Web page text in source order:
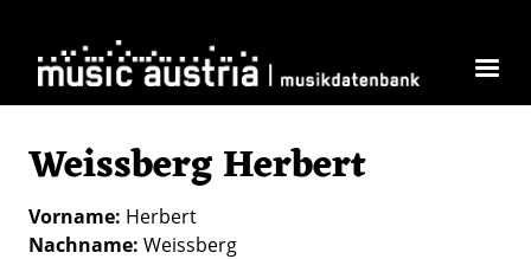
Weissberg Herbert
Vorname Herbert
Nachname Weissberg